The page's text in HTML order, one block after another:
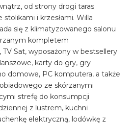
od strony drogi taras
i krzesłami. Willa
się z klimatyzowanego salonu
kompletem
Sat, wyposażony w bestsellery
karty do gry, gry
domowe, PC komputera, a także
ze skórzanymi
strefę do konsumpcji
z lustrem, kuchni
elektryczną, lodówkę z